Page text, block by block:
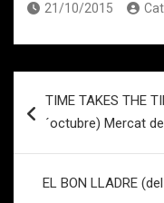
21/10/2015
de
TIME TAKES THE
´octubre) Mercat
EL BON LLADRE